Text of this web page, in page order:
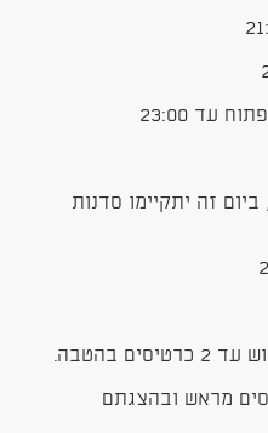
שבת | 27.6 | 20:00-10:00, ביום זה יתקיימו סדנות
בהטבה.
מראש ובהצגתם